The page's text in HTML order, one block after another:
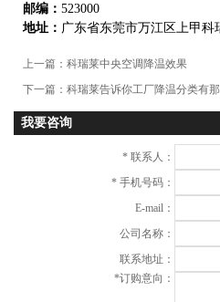
邮编： 523000
地址： 广东省东莞市万江区上甲科
上一篇： 科瑞莱中央空调降温效果
下一篇： 科瑞莱告诉你工厂降温分类有那
我要咨询
* 联系人：
* 手机号码：
E-mail：
公司名称：
联系地址：
*订购意向：